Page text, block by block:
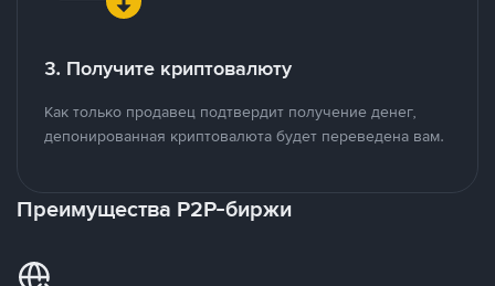
3. Получите криптовалюту
Как только продавец подтвердит получение денег,
депонированная криптовалюта будет переведена вам.
Преимущества P2P-биржи